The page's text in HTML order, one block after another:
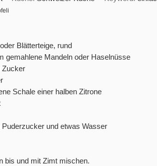
Blätterteige, rund
gemahlene Mandeln oder Haselnüsse
Zucker
Schale einer halben Zitrone
Puderzucker und etwas Wasser
bis und mit Zimt mischen.